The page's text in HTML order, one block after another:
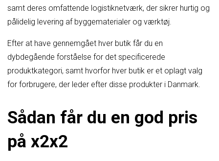
samt deres omfattende logistiknetværk, der sikrer hurtig og
pålidelig levering af byggematerialer og værktøj.
Efter at have gennemgået hver butik får du en
dybdegående forståelse for det specificerede
produktkategori, samt hvorfor hver butik er et oplagt valg
for forbrugere, der leder efter disse produkter i Danmark.
Sådan får du en god pris
på x2x2